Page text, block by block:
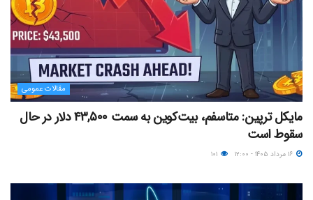
مقالات عمومی
مایکل ترپین: متاسفم، بیت‌کوین به سمت ۴۳,۵۰۰ دلار در حال
سقوط است